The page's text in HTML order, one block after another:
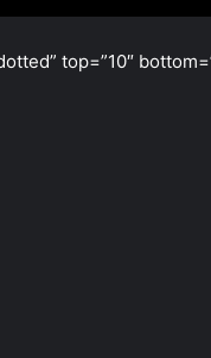
top=”10″